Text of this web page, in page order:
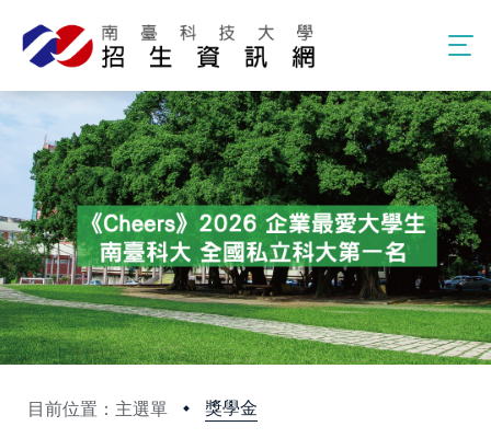
目前位置：主選單 獎學金